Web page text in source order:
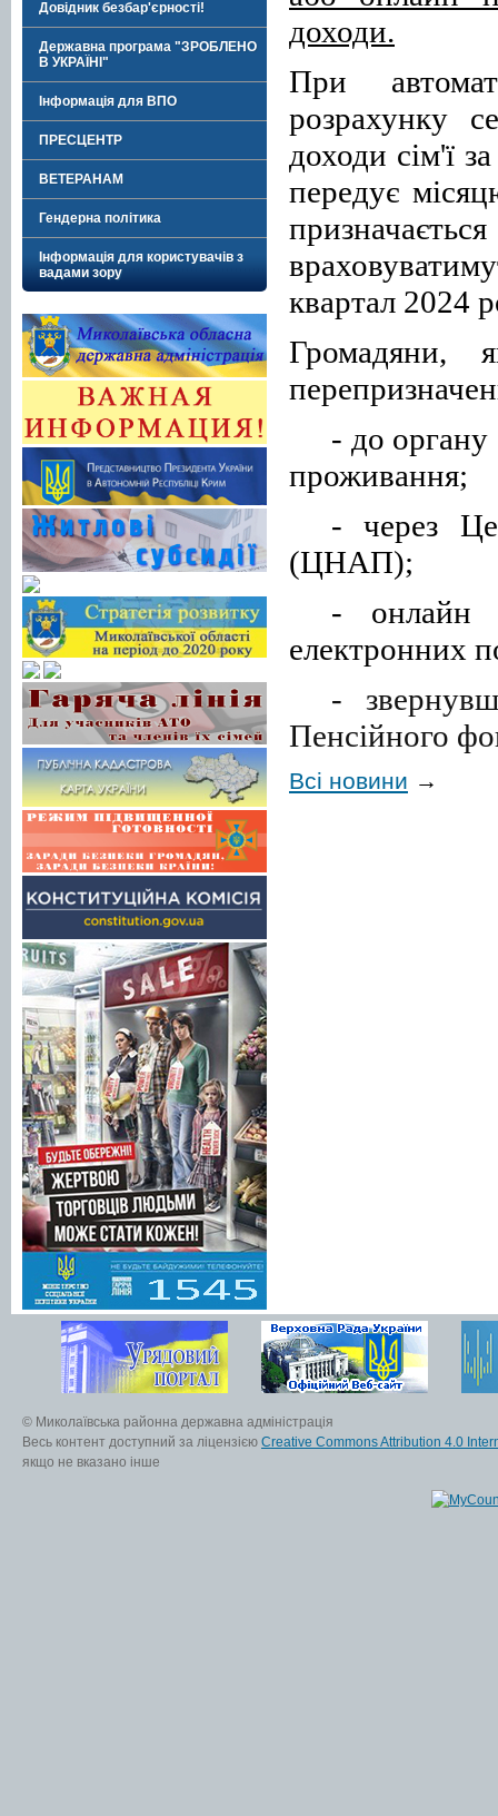
Довідник безбар'єрності!
Державна програма "ЗРОБЛЕНО
В УКРАЇНІ"
Інформація для ВПО
ПРЕСЦЕНТР
ВЕТЕРАНАМ
Гендерна політика
Інформація для користувачів з
вадами зору
доходи.
При
розрахунку
доходи сім'ї
передує
квартал 2024
Громадяни,
- до органу
проживання;
-через
(ЦНАП);
- онлайн
електронних
-
Пенсійного
Всі новини →
© Миколаївська районна державна адміністрація
Весь контент доступний за ліцензією Creative Commons Attribution 4.0
якщо не вказано інше